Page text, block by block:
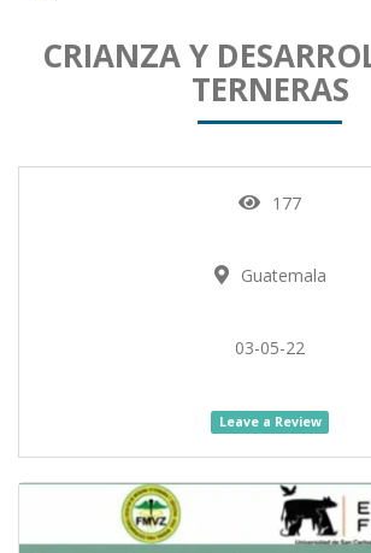
CRIANZA Y
TERNERAS
177
Guatemala
03-05-22
Leave a Review